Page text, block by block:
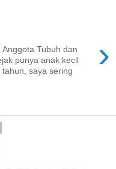
›
Tubuh dan
punya anak kecil
saya sering